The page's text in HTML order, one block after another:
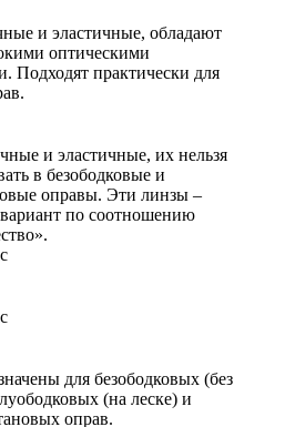
и эластичные, обладают
оптическими
Подходят практически для
и эластичные, их нельзя
в безободковые и
оправы. Эти линзы –
по соотношению
для безободковых (без
(на леске) и
оправ.